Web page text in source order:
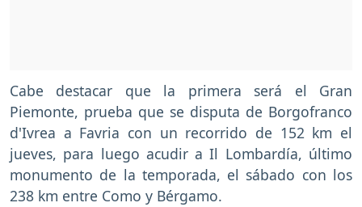
Cabe destacar que la primera será el Gran
Piemonte, prueba que se disputa de Borgofranco
d'Ivrea a Favria con un recorrido de 152 km el
jueves, para luego acudir a Il Lombardía, último
monumento de la temporada, el sábado con los
238 km entre Como y Bérgamo.